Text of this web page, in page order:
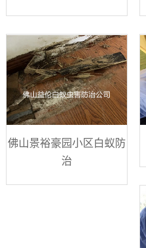
佛山景裕豪园小区白蚁防
治